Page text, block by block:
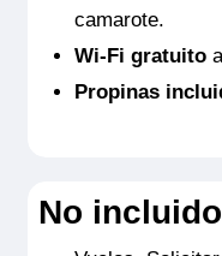
camarote.
Wi-Fi gratuitoa
Propinas
No incluido